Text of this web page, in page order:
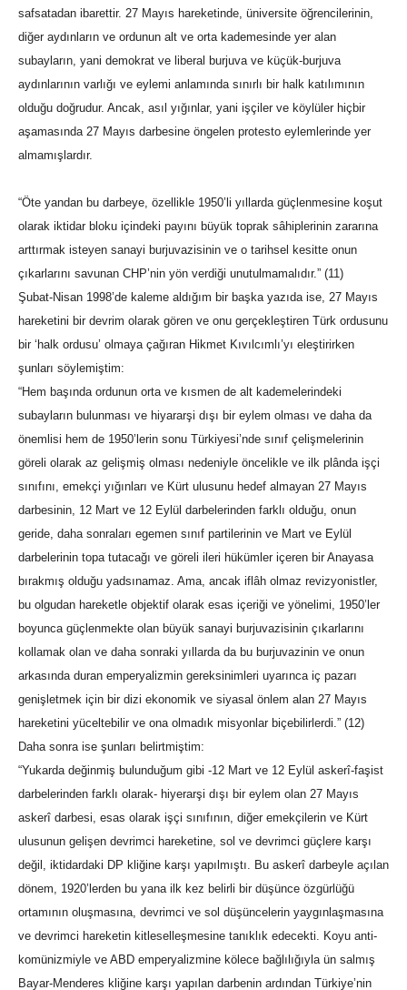
safsatadan ibarettir. 27 Mayıs hareketinde, üniversite öğrencilerinin,
diğer aydınların ve ordunun alt ve orta kademesinde yer alan
subayların, yani demokrat ve liberal burjuva ve küçük-burjuva
aydınlarının varlığı ve eylemi anlamında sınırlı bir halk katılımının
olduğu doğrudur. Ancak, asıl yığınlar, yani işçiler ve köylüler hiçbir
aşamasında 27 Mayıs darbesine öngelen protesto eylemlerinde yer
almamışlardır.
“Öte yandan bu darbeye, özellikle 1950’li yıllarda güçlenmesine koşut
olarak iktidar bloku içindeki payını büyük toprak sâhiplerinin zararına
arttırmak isteyen sanayi burjuvazisinin ve o tarihsel kesitte onun
çıkarlarını savunan CHP’nin yön verdiği unutulmamalıdır.” (11)
Şubat-Nisan 1998’de kaleme aldığım bir başka yazıda ise, 27 Mayıs
hareketini bir devrim olarak gören ve onu gerçekleştiren Türk ordusunu
bir ‘halk ordusu’ olmaya çağıran Hikmet Kıvılcımlı’yı eleştirirken
şunları söylemiştim:
“Hem başında ordunun orta ve kısmen de alt kademelerindeki
subayların bulunması ve hiyararşi dışı bir eylem olması ve daha da
önemlisi hem de 1950’lerin sonu Türkiyesi’nde sınıf çelişmelerinin
göreli olarak az gelişmiş olması nedeniyle öncelikle ve ilk plânda işçi
sınıfını, emekçi yığınları ve Kürt ulusunu hedef almayan 27 Mayıs
darbesinin, 12 Mart ve 12 Eylül darbelerinden farklı olduğu, onun
geride, daha sonraları egemen sınıf partilerinin ve Mart ve Eylül
darbelerinin topa tutacağı ve göreli ileri hükümler içeren bir Anayasa
bırakmış olduğu yadsınamaz. Ama, ancak iflâh olmaz revizyonistler,
bu olgudan hareketle objektif olarak esas içeriği ve yönelimi, 1950’ler
boyunca güçlenmekte olan büyük sanayi burjuvazisinin çıkarlarını
kollamak olan ve daha sonraki yıllarda da bu burjuvazinin ve onun
arkasında duran emperyalizmin gereksinimleri uyarınca iç pazarı
genişletmek için bir dizi ekonomik ve siyasal önlem alan 27 Mayıs
hareketini yüceltebilir ve ona olmadık misyonlar biçebilirlerdi.” (12)
Daha sonra ise şunları belirtmiştim:
“Yukarda değinmiş bulunduğum gibi -12 Mart ve 12 Eylül askerî-faşist
darbelerinden farklı olarak- hiyerarşi dışı bir eylem olan 27 Mayıs
askerî darbesi, esas olarak işçi sınıfının, diğer emekçilerin ve Kürt
ulusunun gelişen devrimci hareketine, sol ve devrimci güçlere karşı
değil, iktidardaki DP kliğine karşı yapılmıştı. Bu askerî darbeyle açılan
dönem, 1920’lerden bu yana ilk kez belirli bir düşünce özgürlüğü
ortamının oluşmasına, devrimci ve sol düşüncelerin yaygınlaşmasına
ve devrimci hareketin kitleselleşmesine tanıklık edecekti. Koyu anti-
komünizmiyle ve ABD emperyalizmine kölece bağlılığıyla ün salmış
Bayar-Menderes kliğine karşı yapılan darbenin ardından Türkiye’nin